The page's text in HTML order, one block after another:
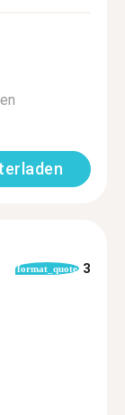
format_quote 3